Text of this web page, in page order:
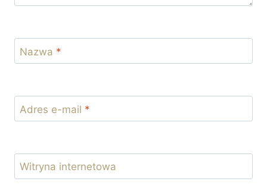
Nazwa *
Adres e-mail *
Witryna internetowa